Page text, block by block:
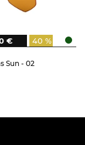
Sun - 02
40 %
€